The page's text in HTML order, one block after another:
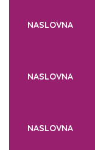
NASLOVNA
NASLOVNA
NASLOVNA